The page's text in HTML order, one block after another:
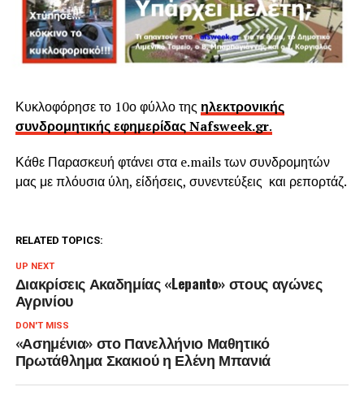
Κυκλοφόρησε το 10ο φύλλο της ηλεκτρονικής
συνδρομητικής εφημερίδας Nafsweek.gr.
Κάθε Παρασκευή φτάνει στα e.mails των συνδρομητών
μας με πλόυσια ύλη, είδήσεις, συνεντεύξεις και ρεπορτάζ.
RELATED TOPICS:
UP NEXT
Διακρίσεις Ακαδημίας «Lepanto» στους αγώνες
Αγρινίου
DON'T MISS
«Ασημένια» στο Πανελλήνιο Μαθητικό
Πρωτάθλημα Σκακιού η Ελένη Μπανιά